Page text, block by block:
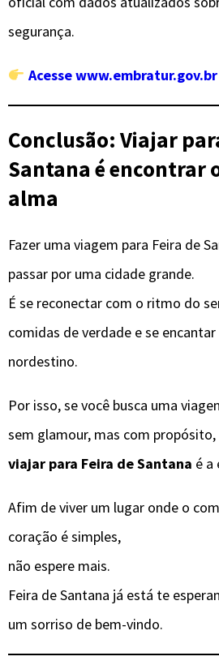
segurança.
Acesse www.embratur.gov.br
Conclusão: Viajar
Santana é encontrar
alma
Fazer uma viagem para Feira de
passar por uma cidade grande.
É se reconectar com o ritmo do
comidas de verdade e se
nordestino.
Por isso, se você busca uma
sem glamour, mas com propósito,
viajar para Feira de Santana é a
Afim de viver um lugar onde o
coração é simples,
não espere mais.
Feira de Santana já está te
um sorriso de bem-vindo.